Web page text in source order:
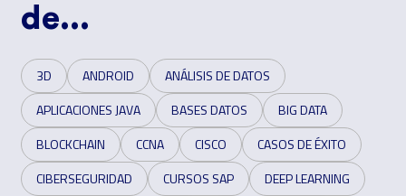
de...
3D ANDROID
ANÁLISIS DE DATOS
APLICACIONES JAVA
BASES DATOS
BIG DATA
BLOCKCHAIN
CCNA CISCO
CASOS DE ÉXITO
CIBERSEGURIDAD
CURSOS SAP
DEEP LEARNING